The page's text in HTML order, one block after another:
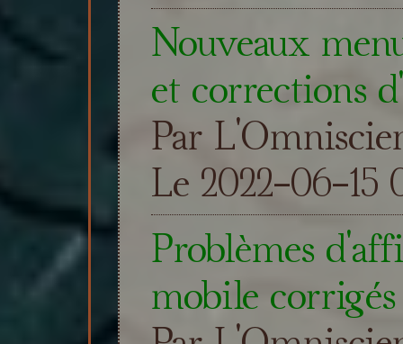
Nouveaux
et corrections
Par
Le 2022-06-15
Problèmes
mobile corrigés